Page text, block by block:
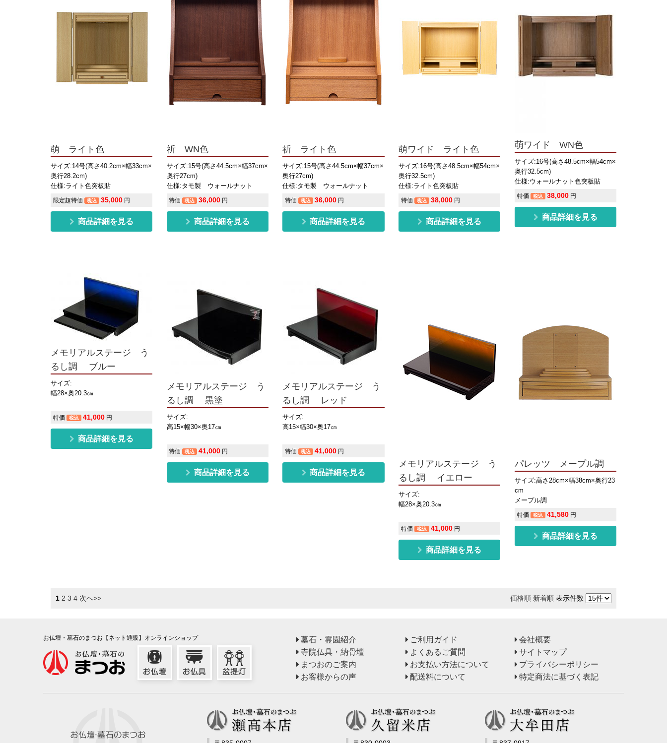
萌 ライト色
サイズ:14号(高さ40.2cm×幅33cm×
奥行28.2cm)
仕様:ライト色突板貼
限定超特価 税込 35,000円
商品詳細を見る
祈 WN色
サイズ:15号(高さ44.5cm×幅37cm×
奥行27cm)
仕様:タモ製 ウォールナット
特価 税込 36,000 円
商品詳細を見る
祈 ライト色
サイズ:15号(高さ44.5cm×幅37cm×
奥行27cm)
仕様:タモ製 ウォールナット
特価 税込 36,000 円
商品詳細を見る
萌ワイド ライト色
サイズ:16号(高さ48.5cm×幅54cm×
奥行32.5cm)
仕様:ライト色突板貼
特価 税込 38,000円
商品詳細を見る
萌ワイド WN色
サイズ:16号(高さ48.5cm×幅54cm×
奥行32.5cm)
仕様:ウォールナット色突板貼
特価 税込 38,000円
商品詳細を見る
メモリアルステージ う
るし調 ブルー
サイズ:
幅28×奥20.3㎝
特価 税込 41,000円
商品詳細を見る
メモリアルステージ う
るし調 黒塗
サイズ:
高15×幅30×奥17㎝
特価 税込 41,000 円
商品詳細を見る
メモリアルステージ う
るし調 レッド
サイズ:
高15×幅30×奥17㎝
特価 税込 41,000 円
商品詳細を見る
メモリアルステージ う
るし調 イエロー
サイズ:
幅28×奥20.3㎝
特価 税込 41,000円
商品詳細を見る
パレッツ メープル調
サイズ:高さ28cm×幅38cm×奥行23
cm
メープル調
特価 税込 41,580円
商品詳細を見る
1 2 3 4 次へ>> 価格順 新着順 表示件数
お仏壇・墓石のまつお【ネット通販】オンラインショップ
墓石・霊園紹介
寺院仏具・納骨壇
まつおのご案内
お客様からの声
ご利用ガイド
よくあるご質問
お支払い方法について
配送料について
会社概要
サイトマップ
プライバシーポリシー
特定商法に基づく表記